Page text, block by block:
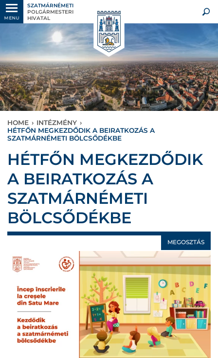
MENU
SZATMÁRNÉMETI
POLGÁRMESTERI
HIVATAL
HOME › INTÉZMÉNY ›
HÉTFŐN MEGKEZDŐDIK A BEIRATKOZÁS A
SZATMÁRNÉMETI BÖLCSŐDÉKBE
HÉTFŐN MEGKEZDŐDIK
A BEIRATKOZÁS A
SZATMÁRNÉMETI
BÖLCSŐDÉKBE
MEGOSZTÁS